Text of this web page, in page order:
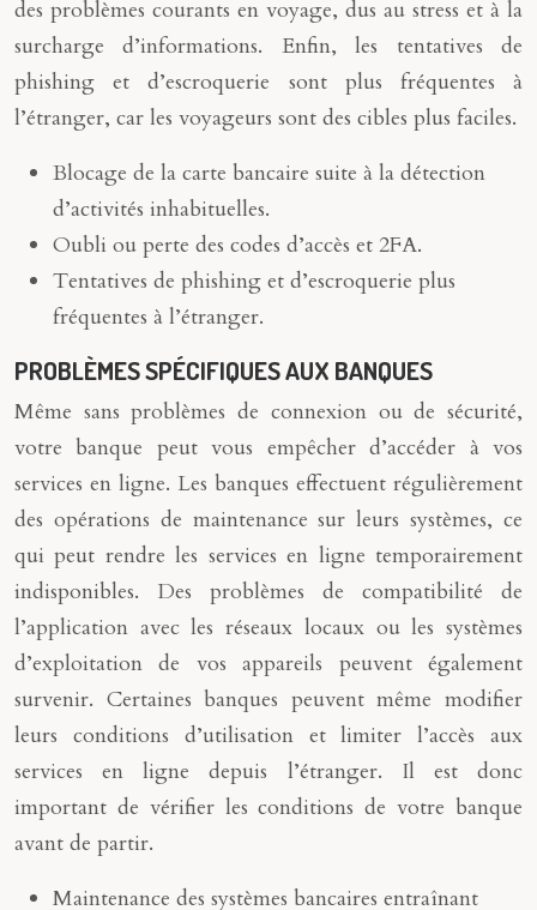
des problèmes courants en voyage, dus au stress et à la
surcharge d’informations. Enfin, les tentatives de
phishing et d’escroquerie sont plus fréquentes à
l’étranger, car les voyageurs sont des cibles plus faciles.
Blocage de la carte bancaire suite à la détection
d’activités inhabituelles.
Oubli ou perte des codes d’accès et 2FA.
Tentatives de phishing et d’escroquerie plus
fréquentes à l’étranger.
PROBLÈMES SPÉCIFIQUES AUX BANQUES
Même sans problèmes de connexion ou de sécurité,
votre banque peut vous empêcher d’accéder à vos
services en ligne. Les banques effectuent régulièrement
des opérations de maintenance sur leurs systèmes, ce
qui peut rendre les services en ligne temporairement
indisponibles. Des problèmes de compatibilité de
l’application avec les réseaux locaux ou les systèmes
d’exploitation de vos appareils peuvent également
survenir. Certaines banques peuvent même modifier
leurs conditions d’utilisation et limiter l’accès aux
services en ligne depuis l’étranger. Il est donc
important de vérifier les conditions de votre banque
avant de partir.
Maintenance des systèmes bancaires entraînant